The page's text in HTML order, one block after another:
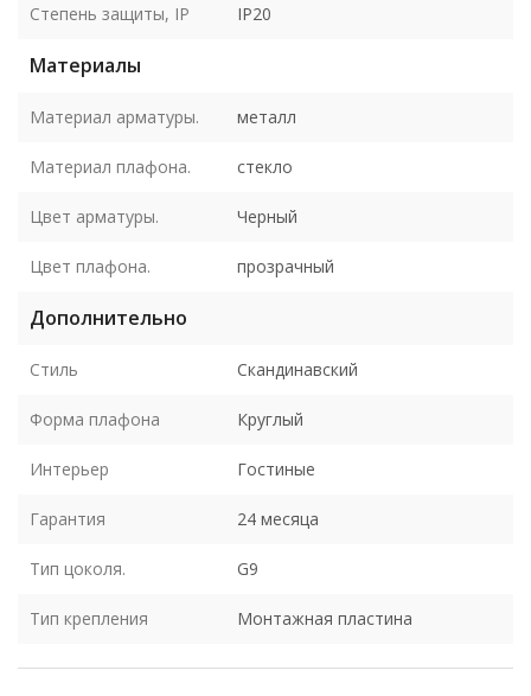
Степень защиты, IP IP20
Материалы
Материал арматуры. металл
Материал плафона. стекло
Цвет арматуры. Черный
Цвет плафона. прозрачный
Дополнительно
Стиль Скандинавский
Форма плафона Круглый
Интерьер Гостиные
Гарантия 24 месяца
Тип цоколя. G9
Тип крепления Монтажная пластина